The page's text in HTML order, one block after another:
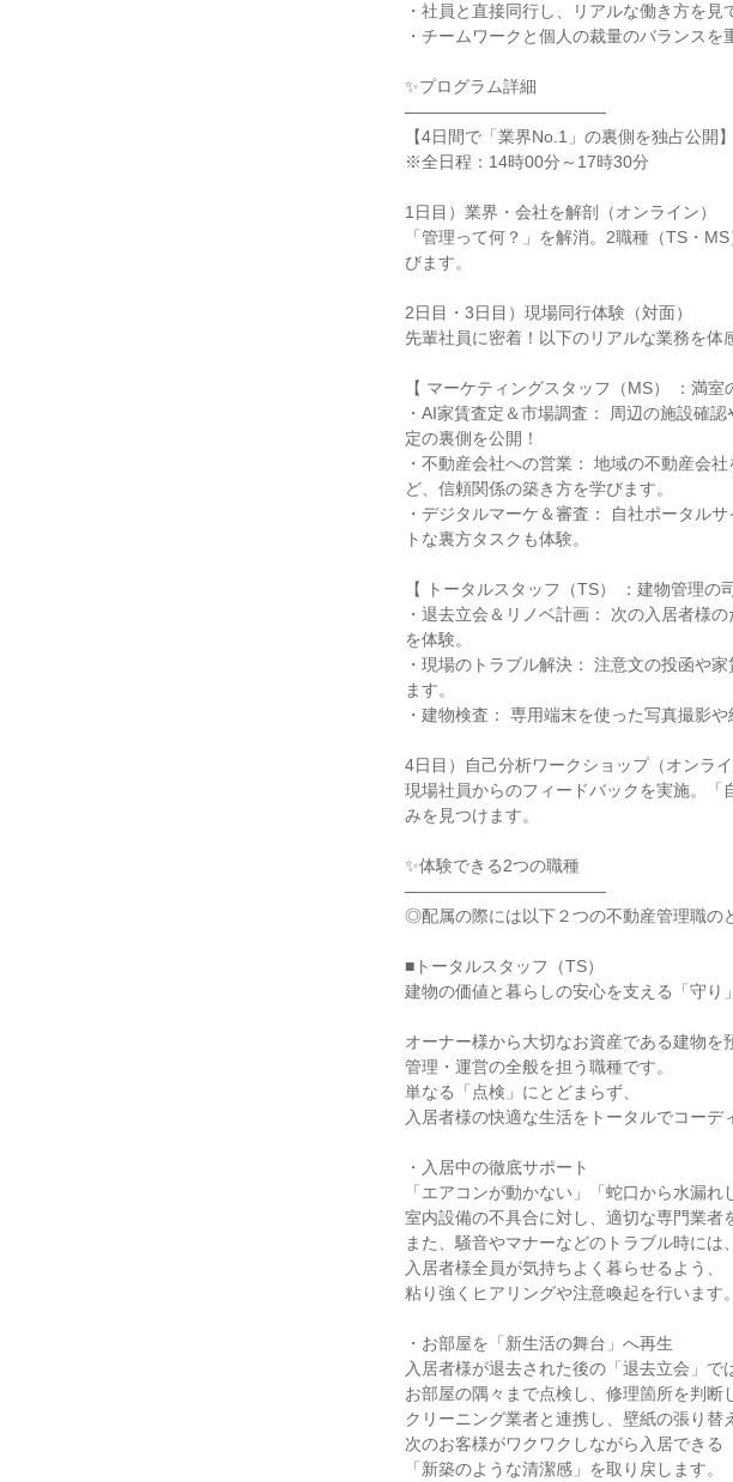
・社員と直接同行し、リアルな働き方を見
・チームワークと個人の裁量のバランスを
✨プログラム詳細
――――――――――――
【4日間で「業界No.1」の裏側を独占公開】
※全日程：14時00分～17時30分
1日目）業界・会社を解剖（オンライン）
「管理って何？」を解消。2職種（TS・
びます。
2日目・3日目）現場同行体験（対面）
先輩社員に密着！以下のリアルな業務を体
【 マーケティングスタッフ（MS） ：満室
・AI家賃査定＆市場調査： 周辺の施設確
定の裏側を公開！
・不動産会社への営業： 地域の不動産会
ど、信頼関係の築き方を学びます。
・デジタルマーケ＆審査： 自社ポータル
トな裏方タスクも体験。
【 トータルスタッフ（TS） ：建物管理の
・退去立会＆リノベ計画： 次の入居者様
を体験。
・現場のトラブル解決： 注意文の投函や
ます。
・建物検査： 専用端末を使った写真撮影
4日目）自己分析ワークショップ（オンライ
現場社員からのフィードバックを実施。
みを見つけます。
✨体験できる2つの職種
――――――――――――
◎配属の際には以下２つの不動産管理職の
■トータルスタッフ（TS）
建物の価値と暮らしの安心を支える「守り
オーナー様から大切なお資産である建物を
管理・運営の全般を担う職種です。
単なる「点検」にとどまらず、
入居者様の快適な生活をトータルでコーデ
・入居中の徹底サポート
「エアコンが動かない」「蛇口から水漏れ
室内設備の不具合に対し、適切な専門業者
また、騒音やマナーなどのトラブル時には、
入居者様全員が気持ちよく暮らせるよう、
粘り強くヒアリングや注意喚起を行います。
・お部屋を「新生活の舞台」へ再生
入居者様が退去された後の「退去立会」で
お部屋の隅々まで点検し、修理箇所を判断
クリーニング業者と連携し、壁紙の張り替
次のお客様がワクワクしながら入居できる
「新築のような清潔感」を取り戻します。